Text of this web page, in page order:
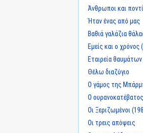
Άνθρωποι και
Ήταν ένας από μας
Βαθιά γαλάζια
Εμείς και ο χρόνος
Εταιρεία θαυμάτων
Θέλω διαζύγιο
Ο γάμος της
Ο
Οι Ξεριζωμένοι
Οι τρεις απόψεις